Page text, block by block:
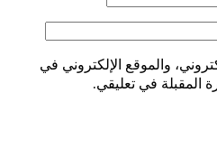
والموقع الإلكتروني في
المقبلة في تعليقي.